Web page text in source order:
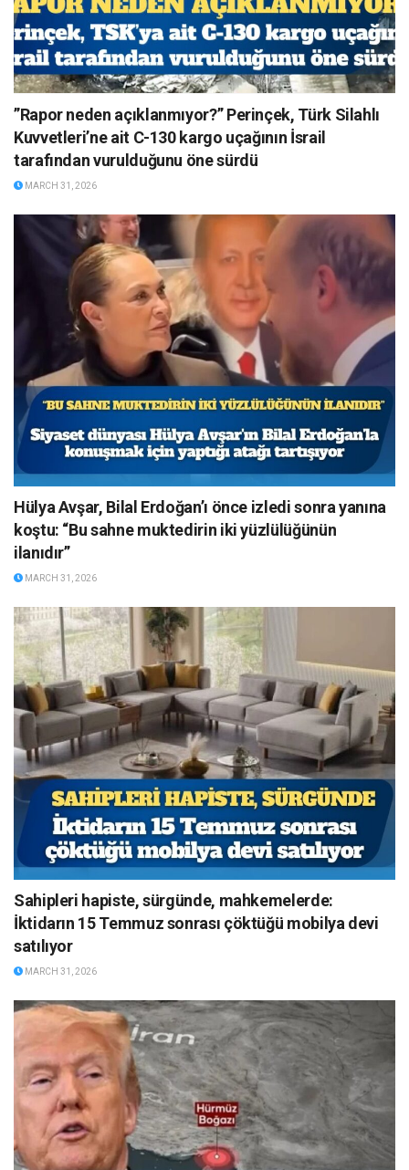
”Rapor neden açıklanmıyor?” Perinçek, Türk Silahlı
Kuvvetleri’ne ait C-130 kargo uçağının İsrail
tarafından vurulduğunu öne sürdü
MARCH 31, 2026
Hülya Avşar, Bilal Erdoğan’ı önce izledi sonra yanına
koştu: “Bu sahne muktedirin iki yüzlülüğünün
ilanıdır”
MARCH 31, 2026
Sahipleri hapiste, sürgünde, mahkemelerde:
İktidarın 15 Temmuz sonrası çöktüğü mobilya devi
satılıyor
MARCH 31, 2026